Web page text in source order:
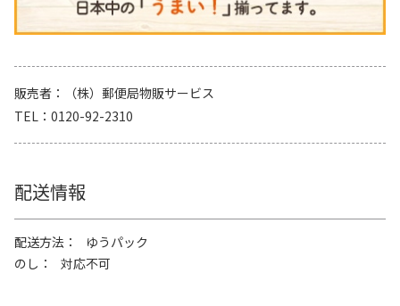
販売者
（株）郵便局物販サービス
TEL
0120-92-2310
配送情報
配送方法
ゆうパック
のし
対応不可